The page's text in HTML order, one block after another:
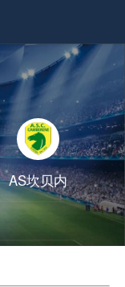
AS坎贝内